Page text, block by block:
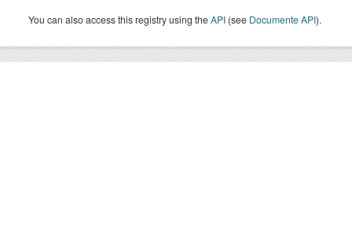
You can also access this registry using theAPI (see Documente API).